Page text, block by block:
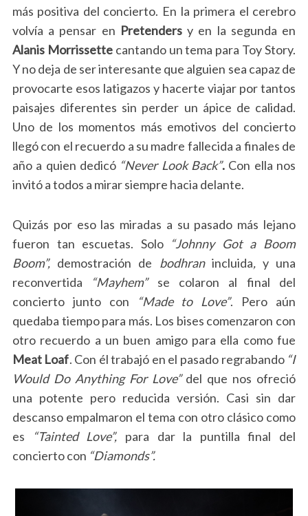
más positiva del concierto. En la primera el cerebro
volvía a pensar en Pretendersy en la segunda en
Alanis Morrissettecantando un tema para Toy Story.
Y no deja de ser interesante que alguien sea capaz de
provocarte esos latigazos y hacerte viajar por tantos
paisajes diferentes sin perder un ápice de calidad.
Uno de los momentos más emotivos del concierto
llegó con el recuerdo a su madre fallecida a finales de
año a quien dedicó “Never Look Back”. Con ella nos
invitó a todos a mirar siempre hacia delante.
Quizás por eso las miradas a su pasado más lejano
fueron tan escuetas. Solo “Johnny Got a Boom
Boom”,demostración de bodhranincluida,y una
reconvertida
“Mayhem”se colaron al final del
concierto junto con
“Made to Love”. Pero aún
quedaba tiempo para más. Los bises comenzaron con
otro recuerdo a un buen amigo para ella como fue
Meat Loaf. Con él trabajó en el pasado regrabando “I
Would Do Anything For Love”del que nos ofreció
una potente pero reducida versión. Casi sin dar
descanso empalmaron el tema con otro clásico como
es
“Tainted Love”, para dar la puntilla final del
concierto con “Diamonds”.